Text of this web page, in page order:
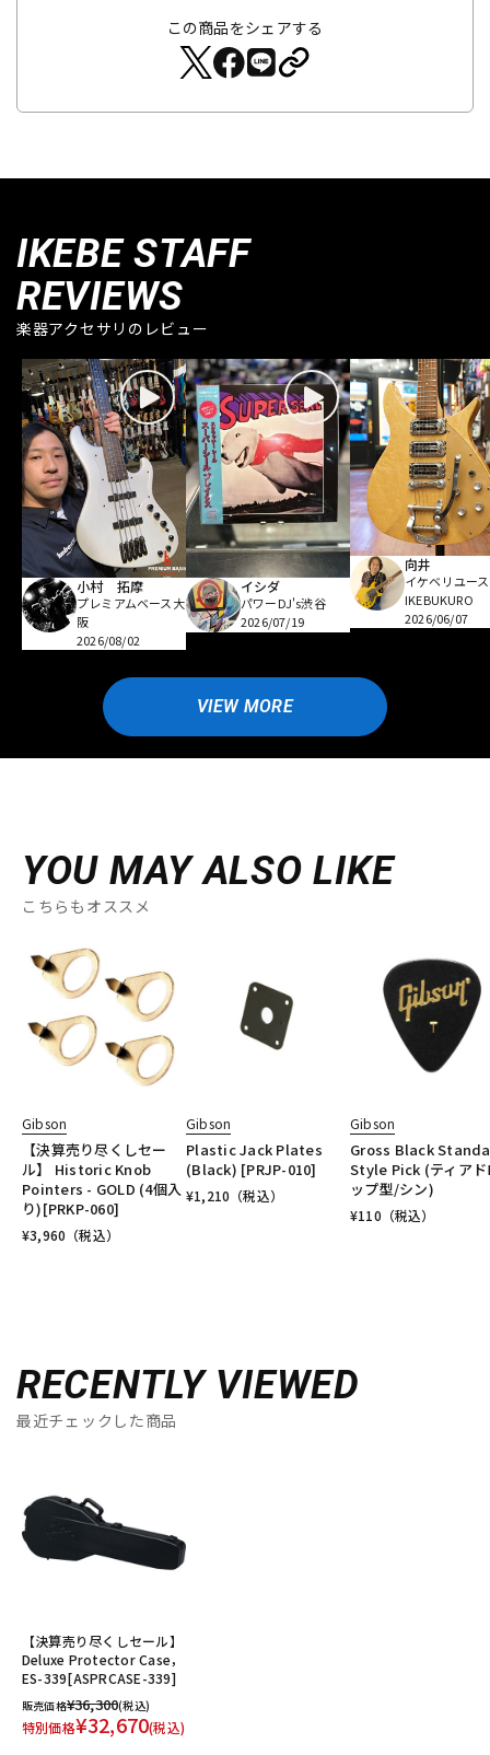
この商品をシェアする
IKEBE STAFF
REVIEWS
楽器アクセサリのレビュー
小村 拓摩
プレミアムベース大
阪
2026/08/02
イシダ
パワーDJ's渋谷
2026/07/19
向井
イケベリユース
IKEBUKURO
2026/06/07
VIEW MORE
YOU MAY ALSO LIKE
こちらもオススメ
Gibson
【決算売り尽くしセー
ル】 Historic Knob
Pointers - GOLD (4個入
り)[PRKP-060]
¥3,960 （税込）
Gibson
Plastic Jack Plates
(Black) [PRJP-010]
¥1,210 （税込）
Gibson
Gross Black
Style Pick (ティアド
ップ型/シン)
¥110 （税込）
RECENTLY VIEWED
最近チェックした商品
【決算売り尽くしセール】
Deluxe Protector Case，
ES-339[ASPRCASE-339]
販売価格¥36,300(税込)
特別価格¥32,670(税込)